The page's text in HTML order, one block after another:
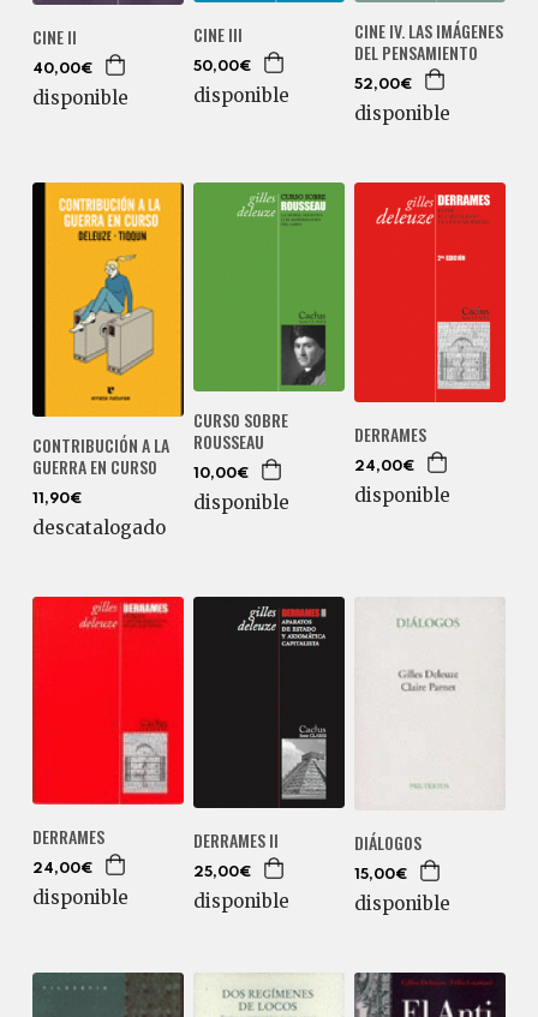
CINE II
40,00€
disponible
CINE III
50,00€
disponible
CINE IV. LAS IMÁGENES
DEL PENSAMIENTO
52,00€
disponible
CONTRIBUCIÓN A LA
GUERRA EN CURSO
11,90€
descatalogado
CURSO SOBRE
ROUSSEAU
10,00€
disponible
DERRAMES
24,00€
disponible
DERRAMES
24,00€
disponible
DERRAMES II
25,00€
disponible
DIÁLOGOS
15,00€
disponible